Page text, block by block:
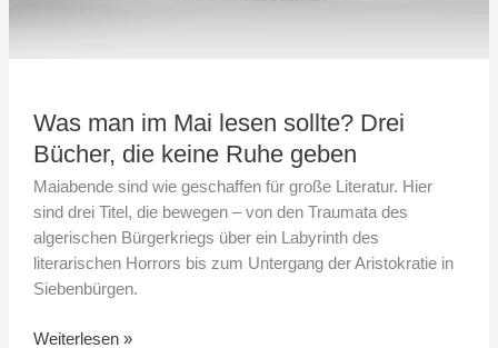
Was man im Mai lesen sollte? Drei
Bücher, die keine Ruhe geben
Maiabende sind wie geschaffen für große Literatur. Hier
sind drei Titel, die bewegen – von den Traumata des
algerischen Bürgerkriegs über ein Labyrinth des
literarischen Horrors bis zum Untergang der Aristokratie in
Siebenbürgen.
Weiterlesen »